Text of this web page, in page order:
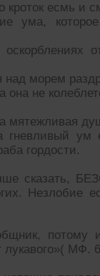
кроток есмь
ума,
морем
не
а мятежливая
гневливый ум
гордости.
сказать,
Незлобие
потому
лукавого»( МФ.